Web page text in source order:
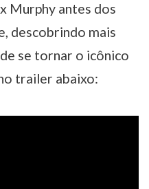
Murphy antes dos
descobrindo mais
se tornar o icônico
trailer abaixo: